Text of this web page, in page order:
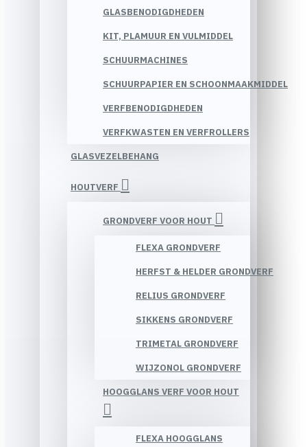
GLASBENODIGDHEDEN
KIT, PLAMUUR EN VULMIDDEL
SCHUURMACHINES
SCHUURPAPIER EN SCHOONMAAKMIDDEL
VERFBENODIGDHEDEN
VERFKWASTEN EN VERFROLLERS
GLASVEZELBEHANG
HOUTVERF
GRONDVERF VOOR HOUT
FLEXA GRONDVERF
HERFST & HELDER GRONDVERF
RELIUS GRONDVERF
SIKKENS GRONDVERF
TRIMETAL GRONDVERF
WIJZONOL GRONDVERF
HOOGGLANS VERF VOOR HOUT
FLEXA HOOGGLANS